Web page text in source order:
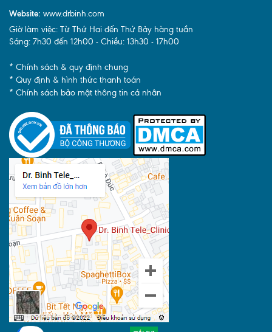
Website: www.drbinh.com
Giờ làm việc: Từ Thứ Hai đến Thứ Bảy hàng tuần
Sáng: 7h30 đến 12h00 - Chiều: 13h30 - 17h00
* Chính sách & quy định chung
* Quy định & hình thức thanh toán
* Chính sách bảo mật thông tin cá nhân